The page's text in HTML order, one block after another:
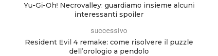
Yu-Gi-Oh! Necrovalley: guardiamo insieme alcuni
interessanti spoiler
successivo
Resident Evil 4 remake: come risolvere il puzzle
dell’orologio a pendolo